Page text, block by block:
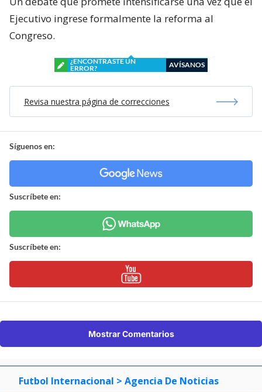
Ejecutivo ingrese formalmente la reforma al
Congreso.
¿ENCONTRASTE UN
ERROR?
AVÍSANOS
Revisa nuestra página de correcciones
Síguenos en:
Suscríbete en:
Suscríbete en:
Mostrar Comentarios
Futbol Internacional > Agencia De Noticias